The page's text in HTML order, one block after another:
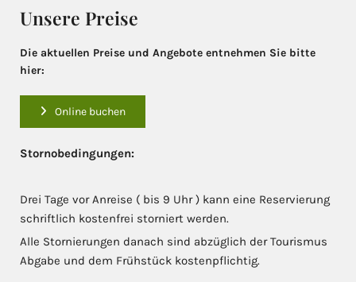
Unsere Preise
Die aktuellen Preise und Angebote entnehmen Sie bitte
hier:
Online buchen
Stornobedingungen:
Drei Tage vor Anreise ( bis 9 Uhr ) kann eine Reservierung
schriftlich kostenfrei storniert werden.
Alle Stornierungen danach sind abzüglich der Tourismus
Abgabe und dem Frühstück kostenpflichtig.